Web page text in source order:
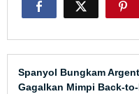
Spanyol Bungkam
Gagalkan Mimpi Back-